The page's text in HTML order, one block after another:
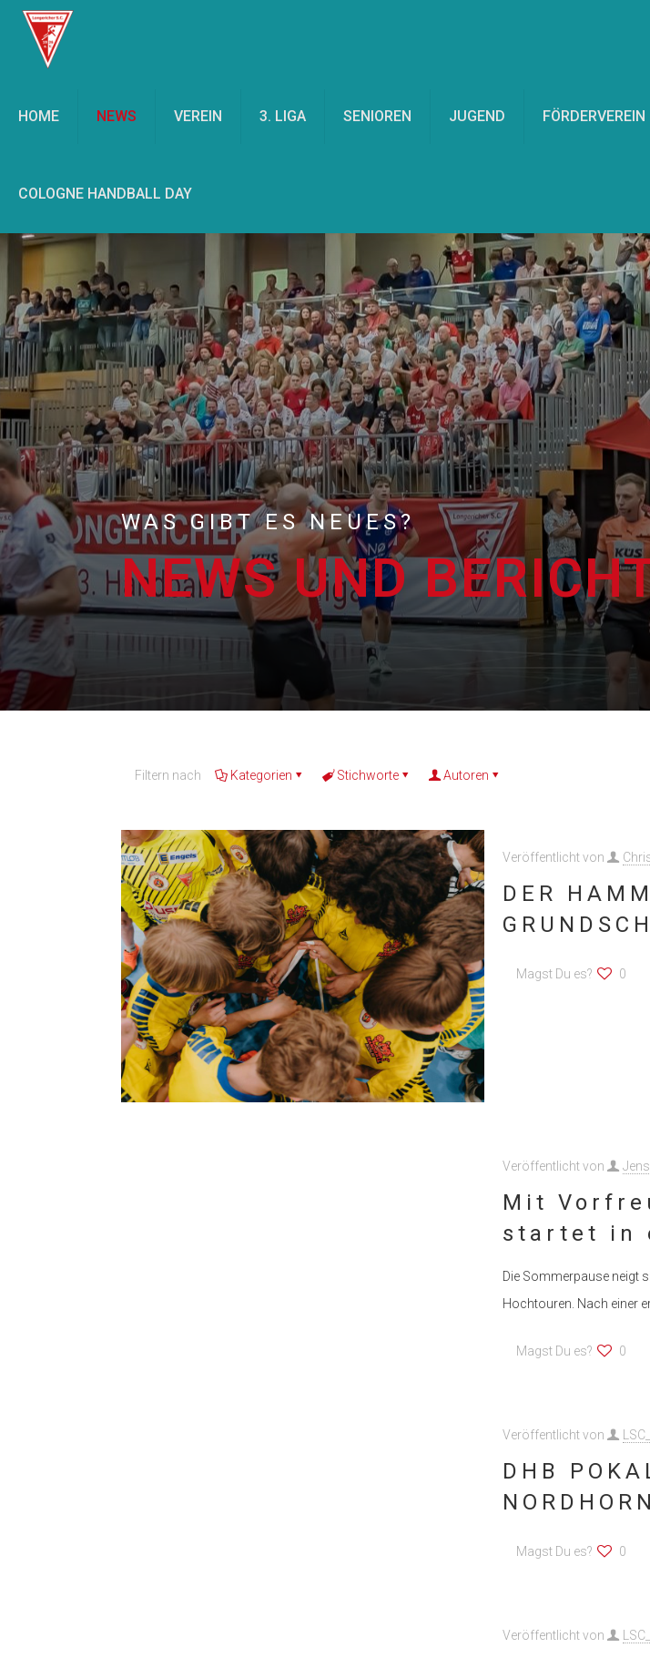
HOME NEWS VEREIN 3. LIGA SENIOREN JUGEND FÖRDERVEREIN
COLOGNE HANDBALL DAY
WAS GIBT ES NEUES?
NEWS UND
Filtern nach Kategorien Stichworte Autoren
Veröffentlicht von
DER
Magst Du es? 0
Veröffentlicht von
Mit
startet in
Die Sommerpause neigt
Hochtouren. Nach einer
Magst Du es? 0
Veröffentlicht von
DHB
Magst Du es? 0
Veröffentlicht von